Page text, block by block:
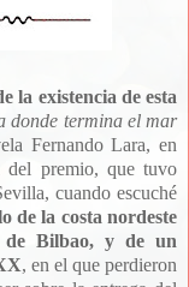
la existencia de esta
donde termina el mar
Fernando Lara, en
premio, que tuvo
cuando escuché
de la costa nordeste
Bilbao, y de un
, en el que perdieron